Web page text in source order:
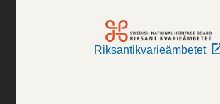
Riksantikvarieämbetet